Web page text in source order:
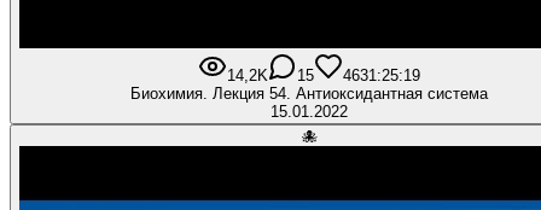
14,2K 15 4631:25:19
Биохимия. Лекция 54. Антиоксидантная система
15.01.2022
🐙